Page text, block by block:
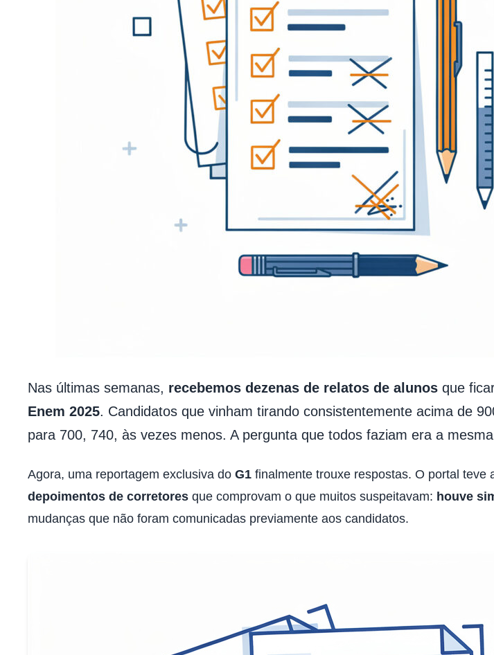
Nas últimas semanas, recebemos dezenas de relatos de alunos que
Enem 2025. Candidatos que vinham tirando consistentemente acima de
para 700, 740, às vezes menos. A pergunta que todos faziam era a
Agora, uma reportagem exclusiva do G1 finalmente trouxe respostas. O portal teve
depoimentos de corretores que comprovam o que muitos suspeitavam: houve
mudanças que não foram comunicadas previamente aos candidatos.